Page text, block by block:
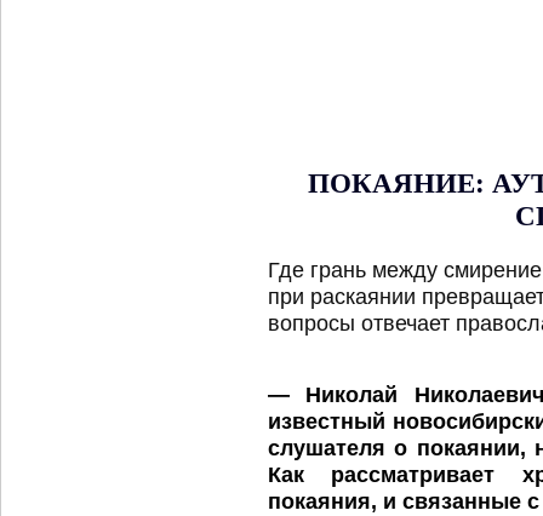
ПОКАЯНИЕ:
Где грань между
при раскаянии
вопросы отвечает
—
Николай
известный
слушателя о покаянии,
Как рассматривает
покаяния, и связанные